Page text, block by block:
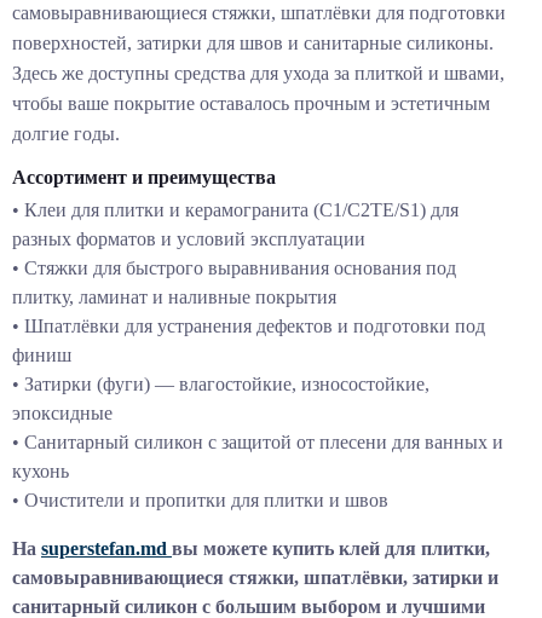
самовыравнивающиеся стяжки, шпатлёвки для подготовки
поверхностей, затирки для швов и санитарные силиконы.
Здесь же доступны средства для ухода за плиткой и швами,
чтобы ваше покрытие оставалось прочным и эстетичным
долгие годы.
Ассортимент и преимущества
• Клеи для плитки и керамогранита (C1/C2TE/S1) для
разных форматов и условий эксплуатации
• Стяжки для быстрого выравнивания основания под
плитку, ламинат и наливные покрытия
• Шпатлёвки для устранения дефектов и подготовки под
финиш
• Затирки (фуги) — влагостойкие, износостойкие,
эпоксидные
• Санитарный силикон с защитой от плесени для ванных и
кухонь
• Очистители и пропитки для плитки и швов
На superstefan.md вы можете купить клей для плитки,
самовыравнивающиеся стяжки, шпатлёвки, затирки и
санитарный силикон с большим выбором и лучшими